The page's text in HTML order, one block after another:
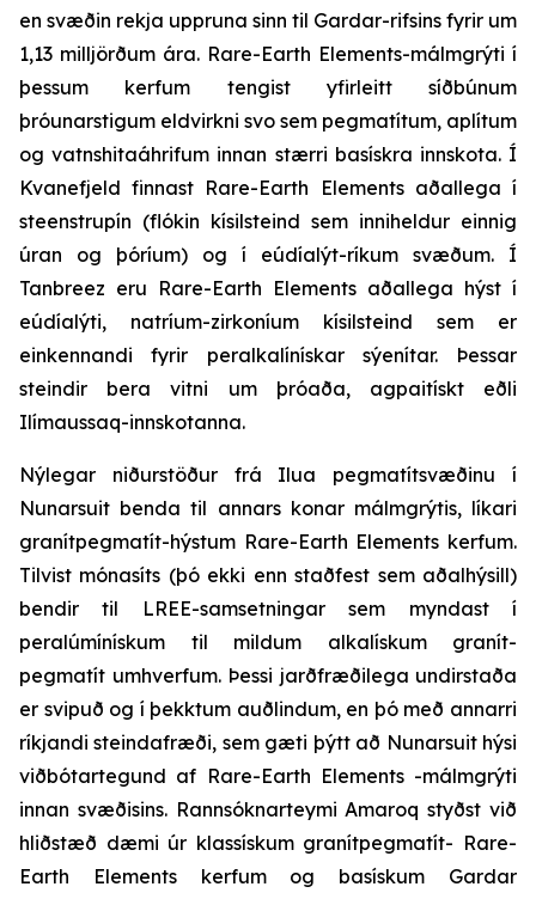
en svæðin rekja uppruna sinn til Gardar-rifsins fyrir um
1,13 milljörðum ára. Rare-Earth Elements-málmgrýti í
þessum kerfum tengist yfirleitt síðbúnum
þróunarstigum eldvirkni svo sem pegmatítum, aplítum
og vatnshitaáhrifum innan stærri basískra innskota. Í
Kvanefjeld finnast Rare-Earth Elements aðallega í
steenstrupín (flókin kísilsteind sem inniheldur einnig
úran og þóríum) og í eúdíalýt-ríkum svæðum. Í
Tanbreez eru Rare-Earth Elements aðallega hýst í
eúdíalýti, natríum-zirkoníum kísilsteind sem er
einkennandi fyrir peralkalínískar sýenítar. Þessar
steindir bera vitni um þróaða, agpaitískt eðli
Ilímaussaq-innskotanna.
Nýlegar niðurstöður frá Ilua pegmatítsvæðinu í
Nunarsuit benda til annars konar málmgrýtis, líkari
granítpegmatít-hýstum Rare-Earth Elements kerfum.
Tilvist mónasíts (þó ekki enn staðfest sem aðalhýsill)
bendir til LREE-samsetningar sem myndast í
peralúmínískum til mildum alkalískum granít-
pegmatít umhverfum. Þessi jarðfræðilega undirstaða
er svipuð og í þekktum auðlindum, en þó með annarri
ríkjandi steindafræði, sem gæti þýtt að Nunarsuit hýsi
viðbótartegund af Rare-Earth Elements -málmgrýti
innan svæðisins. Rannsóknarteymi Amaroq styðst við
hliðstæð dæmi úr klassískum granítpegmatít- Rare-
Earth Elements kerfum og basískum Gardar